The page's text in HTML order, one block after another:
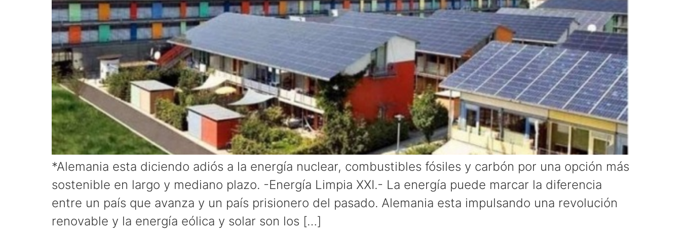
*Alemania esta diciendo adiós a la energía nuclear, combustibles fósiles y carbón por una opción más
sostenible en largo y mediano plazo. -Energía Limpia XXI.- La energía puede marcar la diferencia
entre un país que avanza y un país prisionero del pasado. Alemania esta impulsando una revolución
renovable y la energía eólica y solar son los […]